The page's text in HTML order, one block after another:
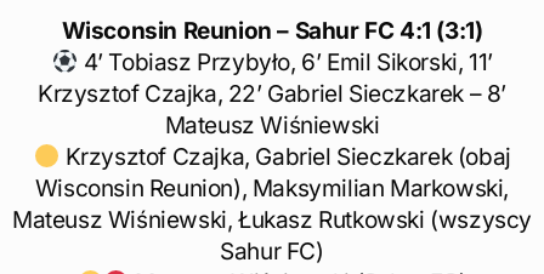
Wisconsin Reunion – Sahur FC 4:1 (3:1)
4’ Tobiasz Przybyło, 6’ Emil Sikorski, 11’
Krzysztof Czajka, 22’ Gabriel Sieczkarek – 8’
Mateusz Wiśniewski
Krzysztof Czajka, Gabriel Sieczkarek (obaj
Wisconsin Reunion), Maksymilian Markowski,
Mateusz Wiśniewski, Łukasz Rutkowski (wszyscy
Sahur FC)